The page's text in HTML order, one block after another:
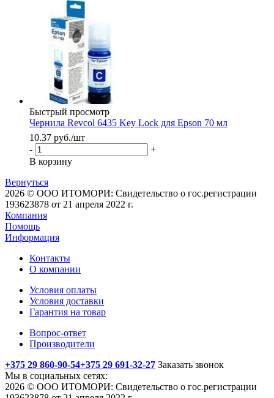
Быстрый просмотр
Чернила Revcol 6435 Key Lock для Epson 70 мл
10.37 руб./шт
-
+
В корзину
Вернуться
2026 © ООО ИТОМОРИ: Свидетельство о гос.регистрации
193623878 от 21 апреля 2022 г.
Компания
Помощь
Информация
Контакты
О компании
Условия оплаты
Условия доставки
Гарантия на товар
Вопрос-ответ
Производители
+375 29 860-90-54+375 29 691-32-27 Заказать звонок
Мы в социальных сетях:
2026 © ООО ИТОМОРИ: Свидетельство о гос.регистрации